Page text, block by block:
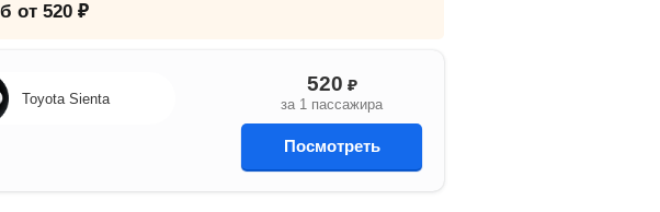
от 520 ₽
Toyota Sienta
520 ₽
за 1 пассажира
Посмотреть